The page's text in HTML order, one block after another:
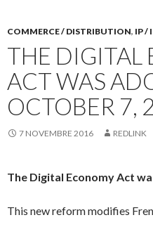
COMMERCE / DISTRIBUTION, IP /
THE DIGITAL
ACT WAS
OCTOBER 7,
7 NOVEMBRE 2016 REDLINK
The Digital Economy Act
This new reform modifies